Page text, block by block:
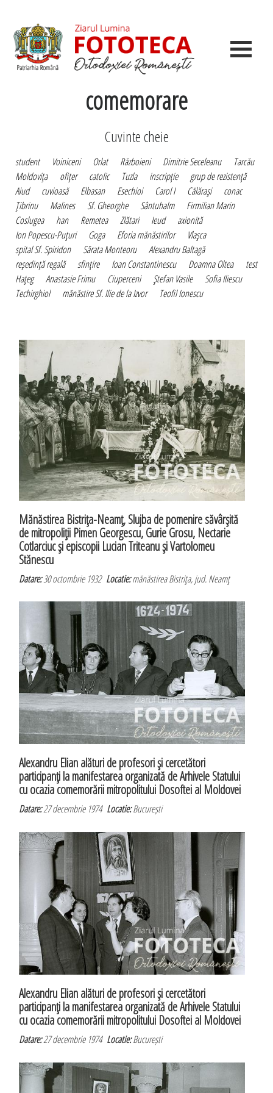
comemorare
Cuvinte cheie
student Voiniceni Orlat Războieni Dimitrie Seceleanu
Tarcău
Moldoviţa
ofiţer catolic Tuzla inscripţie
grup de rezistenţă
Aiud
cuvioasă Elbasan Esechioi Carol I Călăraşi
conac
Ţibrinu
Malines Sf. Gheorghe Sântuhalm
Firmilian Marin
Coslugea
han Remetea Zlătari Ieud
axionită
Ion Popescu-Puţuri
Goga Eforia mănăstirilor
Vlaşca
spital Sf. Spiridon
Sărata Monteoru
Alexandru Baltagă
reşedinţă regală
sfinţire Ioan Constantinescu Doamna Oltea
test
Haţeg
Anastasie Frimu Ciuperceni Ştefan Vasile
Sofia Iliescu
Techirghiol
mănăstire Sf. Ilie de la Izvor Teofil Ionescu
Mănăstirea Bistriţa-Neamţ, Slujba de pomenire săvârşită
de mitropoliţii Pimen Georgescu, Gurie Grosu, Nectarie
Cotlarciuc şi episcopii Lucian Triteanu şi Vartolomeu
Stănescu
Datare:30 octombrie 1932Locatie:mănăstirea Bistriţa, jud. Neamţ
Alexandru Elian alături de profesori şi cercetători
participanţi la manifestarea organizată de Arhivele Statului
cu ocazia comemorării mitropolitului Dosoftei al Moldovei
Datare:27 decembrie 1974Locatie:București
Alexandru Elian alături de profesori şi cercetători
participanţi la manifestarea organizată de Arhivele Statului
cu ocazia comemorării mitropolitului Dosoftei al Moldovei
Datare:27 decembrie 1974Locatie:București